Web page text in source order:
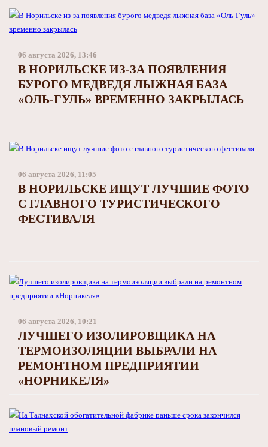
06 августа 2026, 13:46
В НОРИЛЬСКЕ ИЗ-ЗА ПОЯВЛЕНИЯ
БУРОГО МЕДВЕДЯ ЛЫЖНАЯ БАЗА
«ОЛЬ-ГУЛЬ» ВРЕМЕННО ЗАКРЫЛАСЬ
06 августа 2026, 11:05
В НОРИЛЬСКЕ ИЩУТ ЛУЧШИЕ ФОТО
С ГЛАВНОГО ТУРИСТИЧЕСКОГО
ФЕСТИВАЛЯ
06 августа 2026, 10:21
ЛУЧШЕГО ИЗОЛИРОВЩИКА НА
ТЕРМОИЗОЛЯЦИИ ВЫБРАЛИ НА
РЕМОНТНОМ ПРЕДПРИЯТИИ
«НОРНИКЕЛЯ»